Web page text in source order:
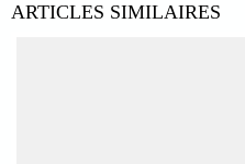
ARTICLES SIMILAIRES